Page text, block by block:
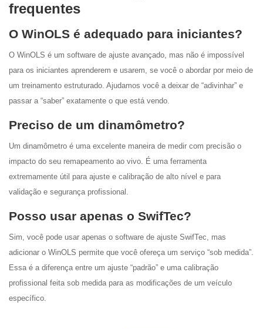
frequentes
O WinOLS é adequado para iniciantes?
O WinOLS é um software de ajuste avançado, mas não é impossível
para os iniciantes aprenderem e usarem, se você o abordar por meio de
um treinamento estruturado. Ajudamos você a deixar de “adivinhar” e
passar a “saber” exatamente o que está vendo.
Preciso de um dinamômetro?
Um dinamômetro é uma excelente maneira de medir com precisão o
impacto do seu remapeamento ao vivo. É uma ferramenta
extremamente útil para ajuste e calibração de alto nível e para
validação e segurança profissional.
Posso usar apenas o SwifTec?
Sim, você pode usar apenas o software de ajuste SwifTec, mas
adicionar o WinOLS permite que você ofereça um serviço “sob medida”.
Essa é a diferença entre um ajuste “padrão” e uma calibração
profissional feita sob medida para as modificações de um veículo
específico.